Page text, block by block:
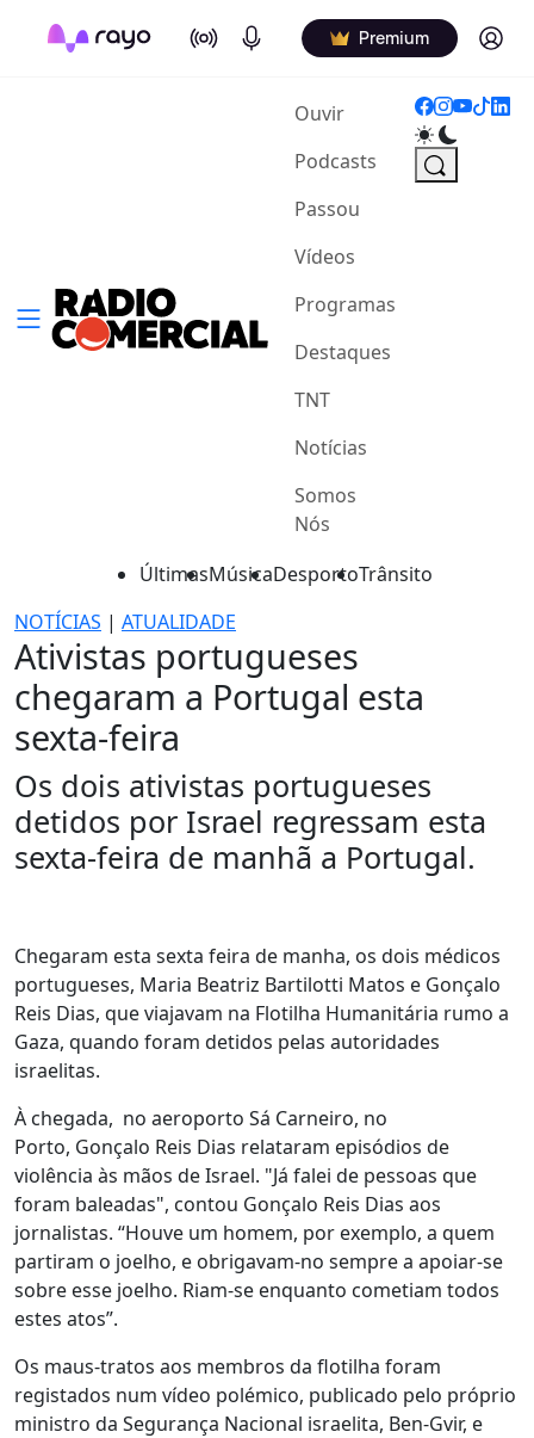
On Air Podcasts Premium Log in
Ouvir(current)
Podcasts
Passou
Vídeos
Programas
Destaques
TNT
Notícias
Somos
Nós
ÚltimasMúsicaDesportoTrânsito
NOTÍCIAS | ATUALIDADE
Ativistas portugueses
chegaram a Portugal esta
sexta-feira
Os dois ativistas portugueses
detidos por Israel regressam esta
sexta-feira de manhã a Portugal.
Chegaram esta sexta feira de manha, os dois médicos
portugueses, Maria Beatriz Bartilotti Matos e Gonçalo
Reis Dias, que viajavam na Flotilha Humanitária rumo a
Gaza, quando foram detidos pelas autoridades
israelitas.
À chegada, no aeroporto Sá Carneiro, no
Porto, Gonçalo Reis Dias relataram episódios de
violência às mãos de Israel. "Já falei de pessoas que
foram baleadas", contou Gonçalo Reis Dias aos
jornalistas. “Houve um homem, por exemplo, a quem
partiram o joelho, e obrigavam-no sempre a apoiar-se
sobre esse joelho. Riam-se enquanto cometiam todos
estes atos”.
Os maus-tratos aos membros da flotilha foram
registados num vídeo polémico, publicado pelo próprio
ministro da Segurança Nacional israelita, Ben-Gvir, e